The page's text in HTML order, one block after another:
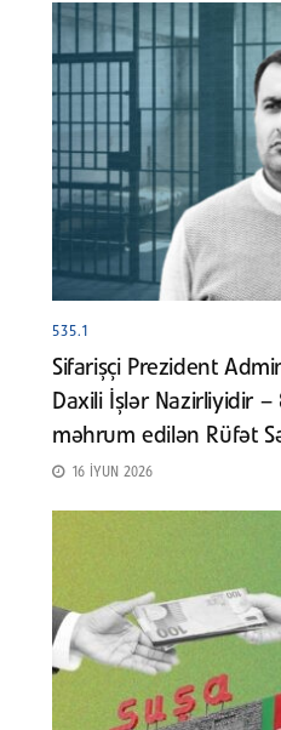
535.1
Sifarişçi Prezident
Daxili İşlər Nazirliyidir –
məhrum edilən Rüfət
16 İYUN 2026